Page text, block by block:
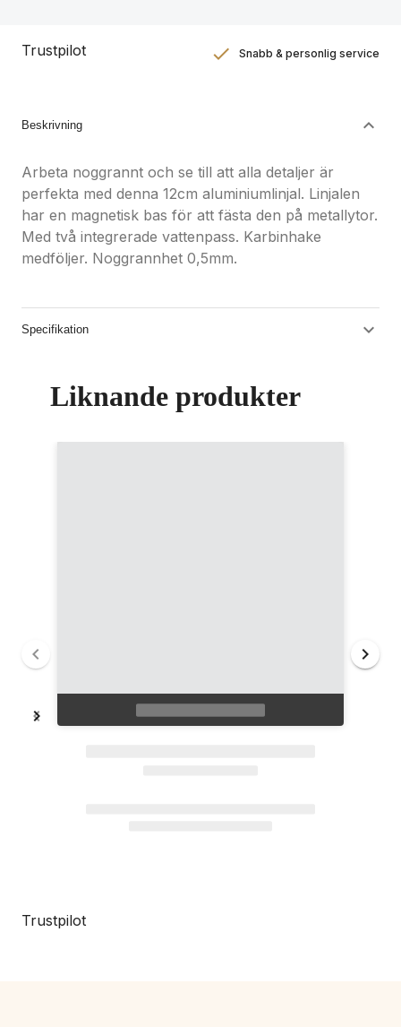
Trustpilot Snabb & personlig service
Beskrivning
Arbeta noggrannt och se till att alla detaljer är
perfekta med denna 12cm aluminiumlinjal. Linjalen
har en magnetisk bas för att fästa den på metallytor.
Med två integrerade vattenpass. Karbinhake
medföljer. Noggrannhet 0,5mm.
Specifikation
Liknande produkter
Trustpilot